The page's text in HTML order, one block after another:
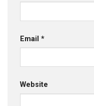
Email *
Website